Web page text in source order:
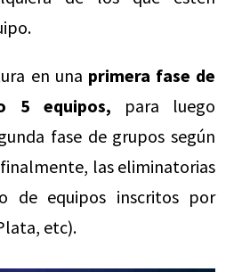
en una primera fase de
5 equipos, para luego
fase de grupos según
las eliminatorias
de equipos inscritos por
etc).